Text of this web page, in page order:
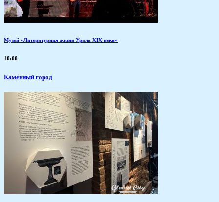
Музей «Литературная жизнь Урала XIX века»
10:00
Каменный город